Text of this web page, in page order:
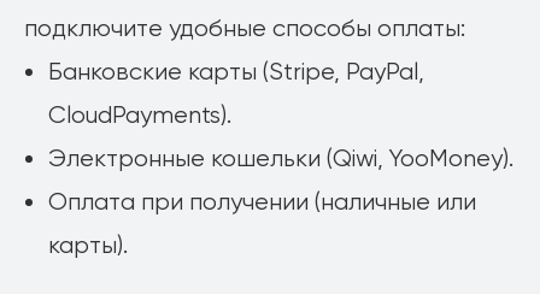
подключите удобные способы оплаты:
Банковские карты (Stripe, PayPal,
CloudPayments).
Электронные кошельки (Qiwi, YooMoney).
Оплата при получении (наличные или
карты).